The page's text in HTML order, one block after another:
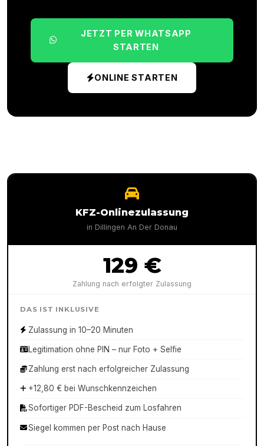
JETZT PER WHATSAPP
STARTEN
ONLINE STARTEN
KFZ-Onlinezulassung
in Dillingen An Der Donau
129 €
Zahlung nach erfolgter Zulassung
DAS IST INKLUSIVE
Zulassung in 10–20 Minuten
Legitimation ohne PIN – nur Foto + Selfie
Zahlung erst nach erfolgreicher Zulassung
+12,80 € bei Wunschkennzeichen
Sofortiger PDF-Bescheid zum Losfahren
Siegel kommen per Post nach Hause